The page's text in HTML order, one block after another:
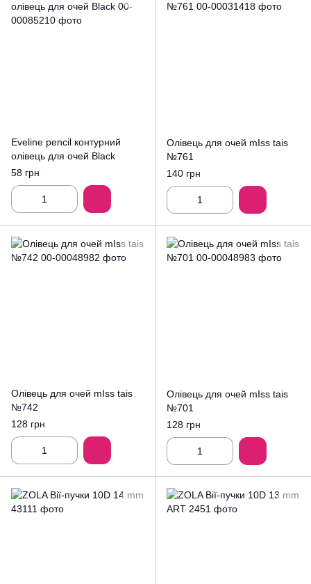
Eveline pencil контурний
олівець для очей Black
58 грн
Олівець для очей mIss tais
№761
140 грн
Олівець для очей mIss tais
№742
128 грн
Олівець для очей mIss tais
№701
128 грн